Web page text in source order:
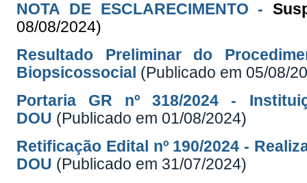
NOTA DE ESCLARECIMENTO -
08/08/2024)
Resultado Preliminar do
Biopsicossocial (Publicado em 05/08/
Portaria GR nº 318/2024 -
DOU (Publicado em 01/08/2024)
Retificação Edital nº 190/2024 -
DOU (Publicado em 31/07/2024)